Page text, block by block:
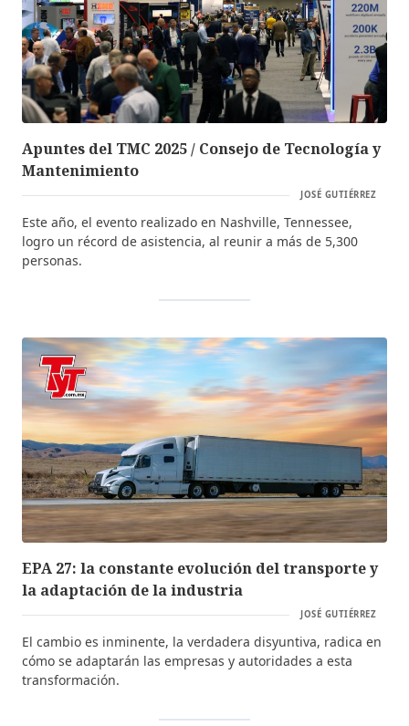
Apuntes del TMC 2025 / Consejo de Tecnología y
Mantenimiento
JOSÉ GUTIÉRREZ
Este año, el evento realizado en Nashville, Tennessee,
logro un récord de asistencia, al reunir a más de 5,300
personas.
EPA 27: la constante evolución del transporte y
la adaptación de la industria
JOSÉ GUTIÉRREZ
El cambio es inminente, la verdadera disyuntiva, radica en
cómo se adaptarán las empresas y autoridades a esta
transformación.